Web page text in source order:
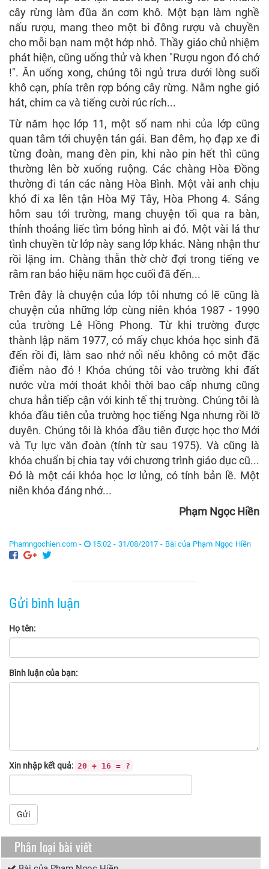
cây rừng làm đũa ăn cơm khô. Một bạn làm nghề
nấu rượu, mang theo một bi đông rượu và chuyền
cho mỗi bạn nam một hớp nhỏ. Thầy giáo chủ nhiệm
phát hiện, cũng uống thử và khen "Rượu ngon đó chớ
!". Ăn uống xong, chúng tôi ngủ trưa dưới lòng suối
khô cạn, phía trên rợp bóng cây rừng. Nằm nghe gió
hát, chim ca và tiếng cười rúc rích...
Từ năm học lớp 11, một số nam nhi của lớp cũng
quan tâm tới chuyện tán gái. Ban đêm, họ đạp xe đi
từng đoàn, mang đèn pin, khi nào pin hết thì cũng
thường lên bờ xuống ruộng. Các chàng Hòa Đồng
thường đi tán các nàng Hòa Bình. Một vài anh chịu
khó đi xa lên tận Hòa Mỹ Tây, Hòa Phong 4. Sáng
hôm sau tới trường, mang chuyện tối qua ra bàn,
thỉnh thoảng liếc tìm bóng hình ai đó. Một vài lá thư
tình chuyền từ lớp này sang lớp khác. Nàng nhận thư
rồi lặng im. Chàng thẫn thờ chờ đợi trong tiếng ve
râm ran báo hiệu năm học cuối đã đến...
Trên đây là chuyện của lớp tôi nhưng có lẽ cũng là
chuyện của những lớp cùng niên khóa 1987 - 1990
của trường Lê Hồng Phong. Từ khi trường được
thành lập năm 1977, có mấy chục khóa học sinh đã
đến rồi đi, làm sao nhớ nổi nếu không có một đặc
điểm nào đó ! Khóa chúng tôi vào trường khi đất
nước vừa mới thoát khỏi thời bao cấp nhưng cũng
chưa hẳn tiếp cận với kinh tế thị trường. Chúng tôi là
khóa đầu tiên của trường học tiếng Nga nhưng rồi lỡ
duyên. Chúng tôi là khóa đầu tiên được học thơ Mới
và Tự lực văn đoàn (tính từ sau 1975). Và cũng là
khóa chuẩn bị chia tay với chương trình giáo dục cũ...
Đó là một cái khóa học lơ lửng, có tính bản lề. Một
niên khóa đáng nhớ...
Phạm Ngọc Hiền
Phamngochien.com - 15:02 - 31/08/2017 - Bài của Phạm Ngọc Hiền
Gửi bình luận
Họ tên:
Bình luận của bạn:
Xin nhập kết quả: 20 + 16 = ?
Gửi
Phân loại bài viết